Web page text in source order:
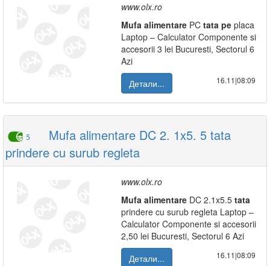
www.olx.ro
Mufa alimentare PC tata pe placa
Laptop – Calculator Componente si
accesorii 3 lei Bucuresti, Sectorul 6
Azi
Детали...
16.11|08:09
5
Mufa alimentare DC 2. 1x5. 5 tata
prindere cu surub regleta
www.olx.ro
Mufa alimentare DC 2.1x5.5 tata
prindere cu surub regleta Laptop –
Calculator Componente si accesorii
2,50 lei Bucuresti, Sectorul 6 Azi
Детали...
16.11|08:09